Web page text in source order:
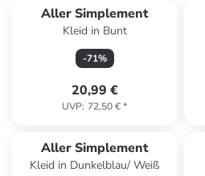
Aller Simplement
Kleid in Bunt
-71%
20,99 €
UVP: 72,50 €*
Aller Simplement
Kleid in Dunkelblau/ Weiß